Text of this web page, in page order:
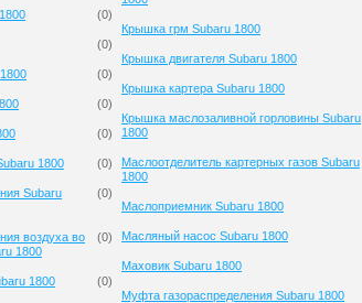
(0)
(0)
(0)
(0)
(0)
1800 (0)
Subaru
(0)
воздуха во
1800
(0)
1800 (0)
Крышка грм Subaru 1800
Крышка двигателя Subaru 1800
Крышка картера Subaru 1800
Крышка маслозаливной горловины Subaru
1800
Маслоотделитель картерных газов Subaru
1800
Маслоприемник Subaru 1800
Масляный насос Subaru 1800
Маховик Subaru 1800
Муфта газораспределения Subaru 1800